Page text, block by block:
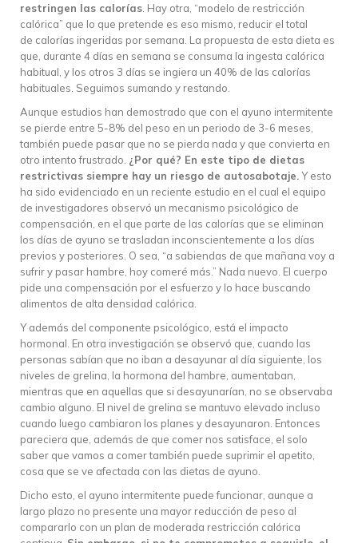
restringen las calorías. Hay otra, “modelo de restricción
calórica” que lo que pretende es eso mismo, reducir el total
de calorías ingeridas por semana. La propuesta de esta dieta es
que, durante 4 días en semana se consuma la ingesta calórica
habitual, y los otros 3 días se ingiera un 40% de las calorías
habituales. Seguimos sumando y restando.
Aunque estudios han demostrado que con el ayuno intermitente
se pierde entre 5-8% del peso en un periodo de 3-6 meses,
también puede pasar que no se pierda nada y que convierta en
otro intento frustrado. ¿Por qué? En este tipo de dietas
restrictivas siempre hay un riesgo de autosabotaje.Y esto
ha sido evidenciado en un reciente estudio en el cual el equipo
de investigadores observó un mecanismo psicológico de
compensación, en el que parte de las calorías que se eliminan
los días de ayuno se trasladan inconscientemente a los días
previos y posteriores. O sea, “a sabiendas de que mañana voy a
sufrir y pasar hambre, hoy comeré más.” Nada nuevo. El cuerpo
pide una compensación por el esfuerzo y lo hace buscando
alimentos de alta densidad calórica.
Y además del componente psicológico, está el impacto
hormonal. En otra investigación se observó que, cuando las
personas sabían que no iban a desayunar al día siguiente, los
niveles de grelina, la hormona del hambre, aumentaban,
mientras que en aquellas que si desayunarían, no se observaba
cambio alguno. El nivel de grelina se mantuvo elevado incluso
cuando luego cambiaron los planes y desayunaron. Entonces
pareciera que, además de que comer nos satisface, el solo
saber que vamos a comer también puede suprimir el apetito,
cosa que se ve afectada con las dietas de ayuno.
Dicho esto, el ayuno intermitente puede funcionar, aunque a
largo plazo no presente una mayor reducción de peso al
compararlo con un plan de moderada restricción calórica